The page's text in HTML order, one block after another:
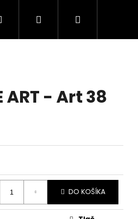
Hľadať PrihlásenieNákupný
- Art 38
DO KOŠÍKA